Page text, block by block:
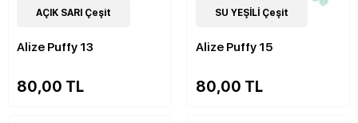
90Çeşit
AÇIK SARI Çeşit
Alize Puffy 13
80,00 TL
90 Çeşit
SU YEŞİLİ Çeşit
Alize Puffy 15
80,00 TL